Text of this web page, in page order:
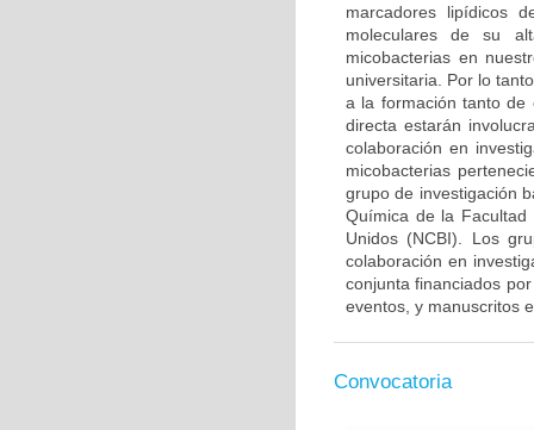
marcadores lipídicos
moleculares de su
micobacterias en
universitaria. Por lo
a la formación tanto de
directa estarán
colaboración en
micobacterias
grupo de investigación
Química de la
Unidos (NCBI). Los
colaboración en
conjunta financiados
eventos, y manuscritos
Convocatoria